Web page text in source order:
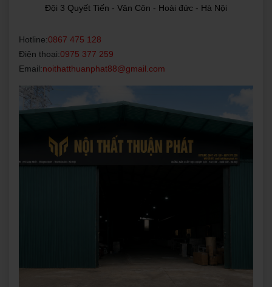
Đội 3 Quyết Tiến - Vân Côn - Hoài đức - Hà Nội
Hotline:0867 475 128
Điện thoại:0975 377 259
Email:noithatthuanphat88@gmail.com